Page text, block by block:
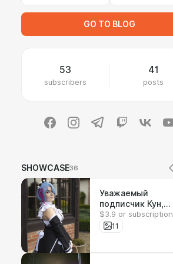
GO TO BLOG
53
subscribers
41
posts
SHOWCASE36
Уважаемый
подписчик Кун,
пойдете за
покупками с Рэм?
$3.9 or subscription
11